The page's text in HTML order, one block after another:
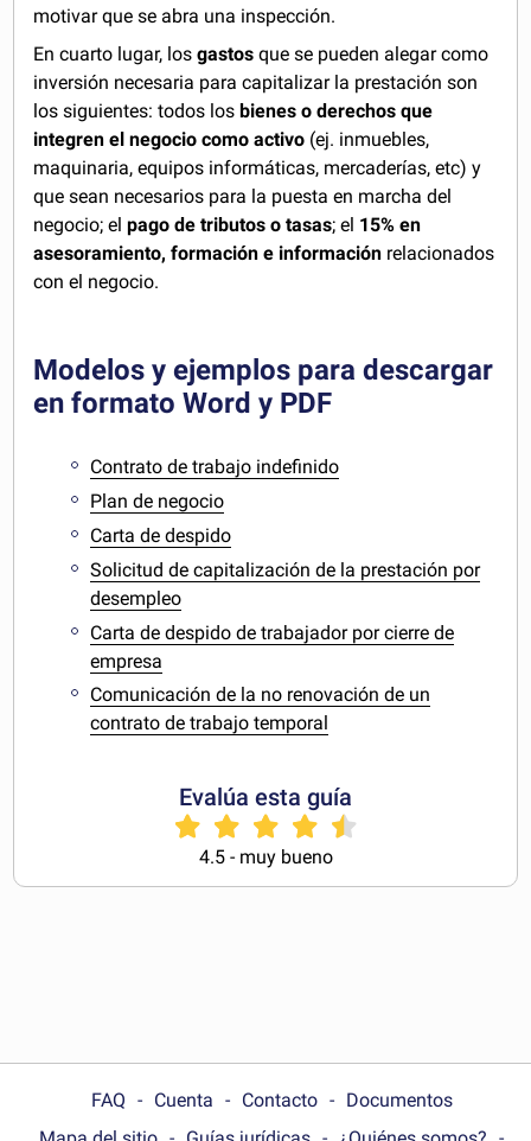
motivar que se abra una inspección.
En cuarto lugar, losgastos que se pueden alegar como
inversión necesaria para capitalizar la prestación son
los siguientes: todos los bienes o derechos que
integren el negocio como activo (ej. inmuebles,
maquinaria, equipos informáticas, mercaderías, etc) y
que sean necesarios para la puesta en marcha del
negocio; elpago de tributos o tasas; el 15% en
asesoramiento, formación e información relacionados
con el negocio.
Modelos y ejemplos para descargar
en formato Word y PDF
Contrato de trabajo indefinido
Plan de negocio
Carta de despido
Solicitud de capitalización de la prestación por
desempleo
Carta de despido de trabajador por cierre de
empresa
Comunicación de la no renovación de un
contrato de trabajo temporal
Evalúa esta guía
4.5 - muy bueno
FAQ Cuenta Contacto
Documentos